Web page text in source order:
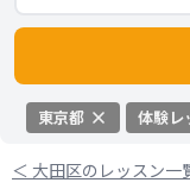
東京都 体験レ
＜ 大田区のレッスン一